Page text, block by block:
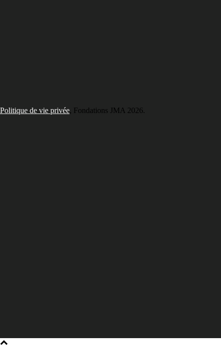
Politique de vie privée, Fondations JMA 2026.